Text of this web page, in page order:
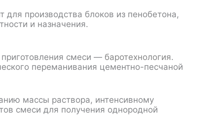
производства блоков из пенобетона,
и назначения.
смеси — баротехнология.
переманивания цементно-песчаной
массы раствора, интенсивному
смеси для получения однородной